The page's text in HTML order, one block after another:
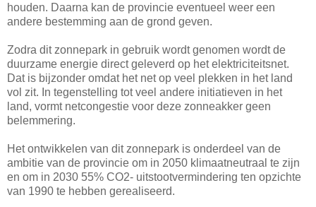
houden. Daarna kan de provincie eventueel weer een
andere bestemming aan de grond geven.
Zodra dit zonnepark in gebruik wordt genomen wordt de
duurzame energie direct geleverd op het elektriciteitsnet.
Dat is bijzonder omdat het net op veel plekken in het land
vol zit. In tegenstelling tot veel andere initiatieven in het
land, vormt netcongestie voor deze zonneakker geen
belemmering.
Het ontwikkelen van dit zonnepark is onderdeel van de
ambitie van de provincie om in 2050 klimaatneutraal te zijn
en om in 2030 55% CO2- uitstootvermindering ten opzichte
van 1990 te hebben gerealiseerd.